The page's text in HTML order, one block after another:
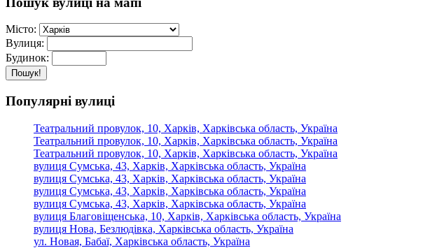
Місто:
Вулиця:
Будинок:
Пошук!
Популярні вулиці
Театральний провулок, 10, Харків, Харківська область, Україна
Театральний провулок, 10, Харків, Харківська область, Україна
Театральний провулок, 10, Харків, Харківська область, Україна
вулиця Сумська, 43, Харків, Харківська область, Україна
вулиця Сумська, 43, Харків, Харківська область, Україна
вулиця Сумська, 43, Харків, Харківська область, Україна
вулиця Сумська, 43, Харків, Харківська область, Україна
вулиця Благовіщенська, 10, Харків, Харківська область, Україна
вулиця Нова, Безлюдівка, Харківська область, Україна
ул. Новая, Бабаї, Харківська область, Україна